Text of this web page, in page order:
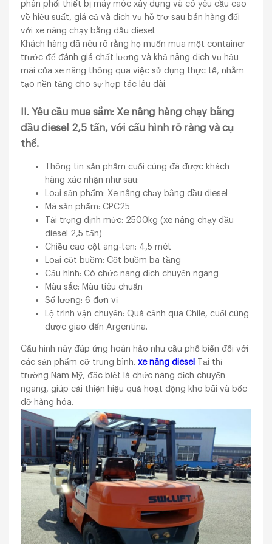
phân phối thiết bị máy móc xây dựng và có yêu cầu cao
về hiệu suất, giá cả và dịch vụ hỗ trợ sau bán hàng đối
với xe nâng chạy bằng dầu diesel.
Khách hàng đã nêu rõ rằng họ muốn mua một container
trước để đánh giá chất lượng và khả năng dịch vụ hậu
mãi của xe nâng thông qua việc sử dụng thực tế, nhằm
tạo nền tảng cho sự hợp tác lâu dài.
II. Yêu cầu mua sắm: Xe nâng hàng chạy bằng
dầu diesel 2,5 tấn, với cấu hình rõ ràng và cụ
thể.
Thông tin sản phẩm cuối cùng đã được khách
hàng xác nhận như sau:
Loại sản phẩm: Xe nâng chạy bằng dầu diesel
Mã sản phẩm: CPC25
Tải trọng định mức: 2500kg (xe nâng chạy dầu
diesel 2,5 tấn)
Chiều cao cột ăng-ten: 4,5 mét
Loại cột buồm: Cột buồm ba tầng
Cấu hình: Có chức năng dịch chuyển ngang
Màu sắc: Màu tiêu chuẩn
Số lượng: 6 đơn vị
Lộ trình vận chuyển: Quá cảnh qua Chile, cuối cùng
được giao đến Argentina.
Cấu hình này đáp ứng hoàn hảo nhu cầu phổ biến đối với
các sản phẩm cỡ trung bình.xe nâng diesel
Tại thị
trường Nam Mỹ, đặc biệt là chức năng dịch chuyển
ngang, giúp cải thiện hiệu quả hoạt động kho bãi và bốc
dỡ hàng hóa.